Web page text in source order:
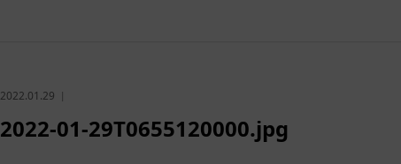
2022.01.29
2022-01-29T0655120000.jpg